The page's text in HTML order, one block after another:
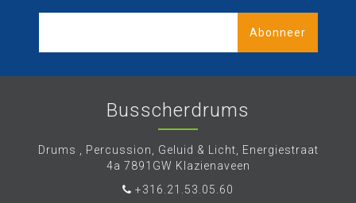
Abonneer
Busscherdrums
Drums , Percussion, Geluid & Licht, Energiestraat
4a 7891GW Klazienaveen
+316.21.53.05.60